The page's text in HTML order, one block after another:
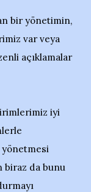
bir yönetimin,
var veya
açıklamalar
iyi
yönetmesi
biraz da bunu